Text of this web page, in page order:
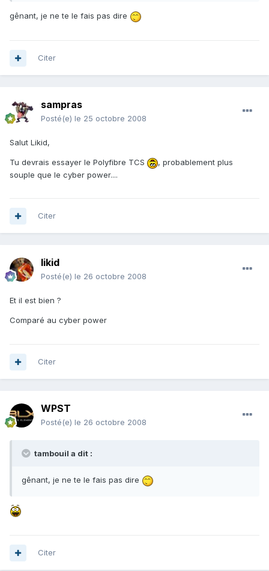
gênant, je ne te le fais pas dire
Citer
sampras
Posté(e) le 25 octobre 2008
Salut Likid,
Tu devrais essayer le Polyfibre TCS
, probablement plus
souple que le cyber power....
Citer
likid
Posté(e) le 26 octobre 2008
Et il est bien ?
Comparé au cyber power
Citer
WPST
Posté(e) le 26 octobre 2008
tambouil a dit :
gênant, je ne te le fais pas dire
Citer